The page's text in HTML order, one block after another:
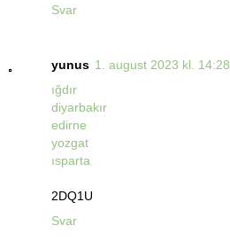
Svar
yunus 1. august 2023 kl. 14:28
ığdır
diyarbakır
edirne
yozgat
ısparta
2DQ1U
Svar